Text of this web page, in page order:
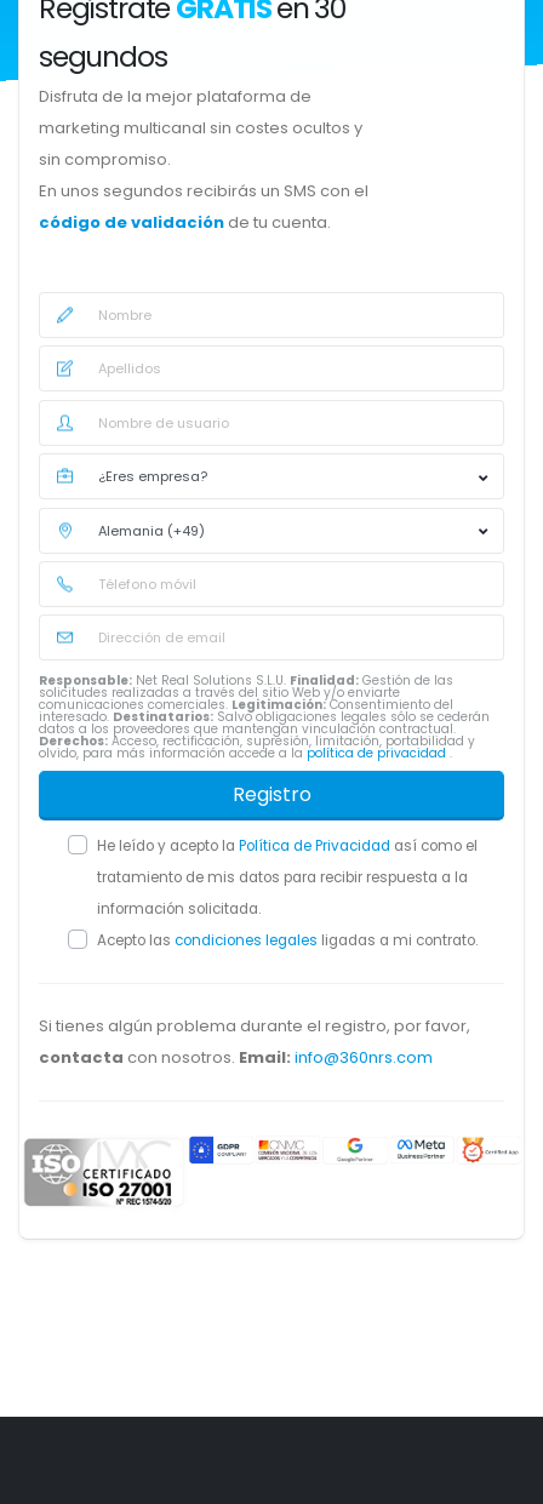
segundos
Disfruta de la mejor plataforma de
marketing multicanal sin costes ocultos y
sin compromiso.
En unos segundos recibirás un SMS con el
código de validación de tu cuenta.
Responsable: Net Real Solutions S.L.U. Finalidad: Gestión de las
solicitudes realizadas a través del sitio Web y/o enviarte
comunicaciones comerciales. Legitimación:Consentimiento del
interesado. Destinatarios: Salvo obligaciones legales sólo se cederán
datos a los proveedores que mantengan vinculación contractual.
Derechos: Acceso, rectificación, supresión, limitación, portabilidad y
olvido, para más información accede a la política de privacidad .
Registro
He leído y acepto la Política de Privacidad así como el
tratamiento de mis datos para recibir respuesta a la
información solicitada.
Acepto las condiciones legales ligadas a mi contrato.
Si tienes algún problema durante el registro, por favor,
contacta con nosotros. Email: info@360nrs.com